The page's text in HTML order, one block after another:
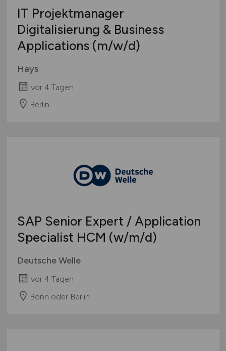
IT Projektmanager
Digitalisierung & Business
Applications (m/w/d)
Hays
vor 4 Tagen
Berlin
SAP Senior Expert / Application
Specialist HCM (w/m/d)
Deutsche Welle
vor 4 Tagen
Bonn oder Berlin